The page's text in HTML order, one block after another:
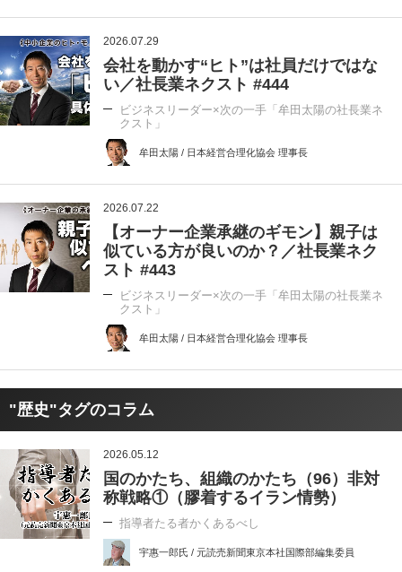
2026.07.29
会社を動かす“ヒト”は社員だけではな
い／社長業ネクスト #444
ビジネスリーダー×次の一手「牟田太陽の社長業ネ
クスト」
牟田太陽 / 日本経営合理化協会 理事長
2026.07.22
【オーナー企業承継のギモン】親子は
似ている方が良いのか？／社長業ネク
スト #443
ビジネスリーダー×次の一手「牟田太陽の社長業ネ
クスト」
牟田太陽 / 日本経営合理化協会 理事長
"歴史"タグのコラム
2026.05.12
国のかたち、組織のかたち（96）非対
称戦略①（膠着するイラン情勢）
指導者たる者かくあるべし
宇惠一郎氏 / 元読売新聞東京本社国際部編集委員